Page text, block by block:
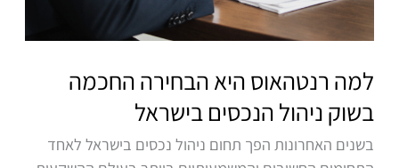
למה רנטהאוס היא הבחירה החכמה
בשוק ניהול הנכסים בישראל
בשנים האחרונות הפך תחום ניהול נכסים בישראל לאחד